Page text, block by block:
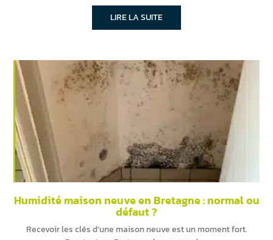
LIRE LA SUITE
Humidité maison neuve en Bretagne : normal ou
défaut ?
Recevoir les clés d’une maison neuve est un moment fort.